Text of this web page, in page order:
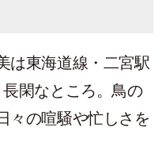
は東海道線・二宮駅
閑なところ。鳥の
々の喧騒や忙しさを